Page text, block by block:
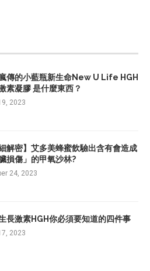
傳的小藍瓶新生命New U Life HGH
素凝膠 是什麼東西？
2023
細解密】艾多美蜂蜜飲驗出含有會造成
臟損傷」的甲氧沙林?
24, 2023
長激素HGH你必須要知道的四件事
2023